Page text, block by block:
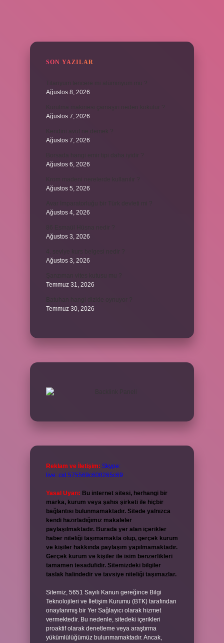
SON YAZILAR
Ağustos 8, 2026
Ağustos 7, 2026
Ağustos 7, 2026
Ağustos 6, 2026
Ağustos 5, 2026
Ağustos 4, 2026
Ağustos 3, 2026
Ağustos 3, 2026
Temmuz 31, 2026
Temmuz 30, 2026
Reklam ve İletişim: Skype:
live:.cid.575569c608265c69
Yasal Uyarı: Bu internet sitesi, herhangi bir
marka, kurum veya şahıs şirketi ile hiçbir
bağlantısı bulunmamaktadır. Sitede yalnızca
kendi hazırladığımız makaleler
paylaşılmaktadır. Burada yer alan içerikler
haber niteliği taşımamakta olup, gerçek kurum
ve kişiler hakkında paylaşım yapılmamaktadır.
Gerçek kurum ve kişiler ile isim benzerlikleri
tamamen tesadüfidir. Sitemizdeki bilgiler
taslak halindedir ve tavsiye niteliği taşımazlar.
Sitemiz, 5651 Sayılı Kanun gereğince Bilgi
Teknolojileri ve İletişim Kurumu (BTK) tarafından
onaylanmış bir Yer Sağlayıcı olarak hizmet
vermektedir. Bu nedenle, sitedeki içerikleri
proaktif olarak denetleme veya araştırma
yükümlülüğümüz bulunmamaktadır. Ancak,